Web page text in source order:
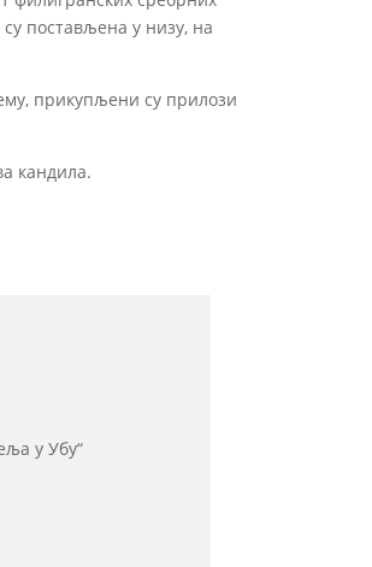
постављена у низу, на
прикупљени су прилози
кандила.
у Убу“